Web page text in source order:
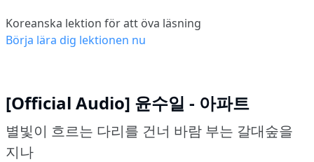
Koreanska lektion för att öva läsning
Börja lära dig lektionen nu
[Official Audio] 윤수일 - 아파트
별빛이 흐르는 다리를 건너 바람 부는 갈대숲을
지나